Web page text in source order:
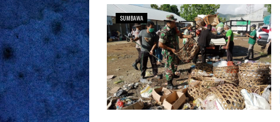
SUMBAWA